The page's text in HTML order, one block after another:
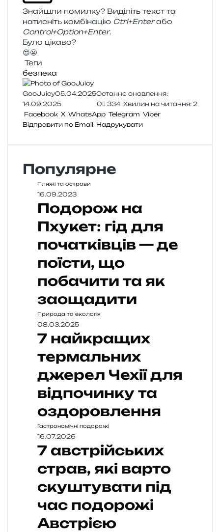
Знайшли помил­ку? Виділіть текст та
нати­сніть ком­бі­на­цію Ctrl+Enterабо
Control+Option+Enter.
Було цікаво?
😍😬
Теги
безпека
GooJuicy05.04.2025Останнє оновлення:
14.09.2025
0 334 Хвилин на читання: 2
Facebook X WhatsApp Telegram Viber
Відправити по Email Надрукувати
Популярне
Пляжі та острови
16.09.2023
Подорож на
Пхукет: гід для
початківців — де
поїсти, що
побачити та як
заощадити
Природа та екологія
08.03.2025
7 найкращих
термальних
джерел Чехії для
відпочинку та
оздоровлення
Гастрономічні подорожі
16.07.2026
7 австрійських
страв, які варто
скуштувати під
час подорожі
Австрією